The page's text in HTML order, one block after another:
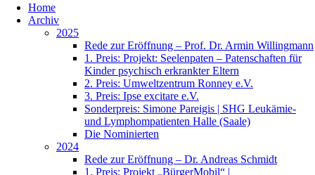
Home
Archiv
2025
Rede zur Eröffnung – Prof. Dr. Armin Willingmann
1. Preis: Projekt: Seelenpaten – Patenschaften für
Kinder psychisch erkrankter Eltern
2. Preis: Umweltzentrum Ronney e.V.
3. Preis: Ipse excitare e.V.
Sonderpreis: Simone Pareigis | SHG Leukämie-
und Lymphompatienten Halle (Saale)
Die Nominierten
2024
Rede zur Eröffnung – Dr. Andreas Schmidt
1. Preis: Projekt „BürgerMobil“ |